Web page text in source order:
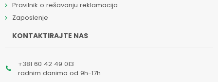
Pravilnik o rešavanju reklamacija
Zaposlenje
KONTAKTIRAJTE NAS
+381 60 42 49 013
radnim danima od 9h-17h